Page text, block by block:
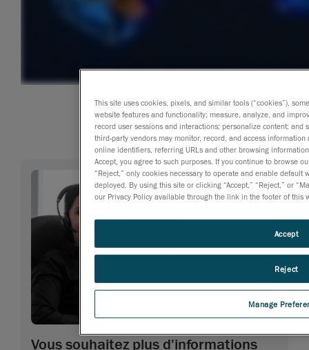
Vous souhaitez plus d'informations
This site uses cookies, pixels, and similar tools (“cookies”),
website features and functionality; measure, analyze, and
record user sessions and interactions; personalize content;
third-party vendors may monitor, record, and access
online identifiers, referring URLs and other browsing
Accept, you agree to such purposes. If you continue to browse
“Reject,” only cookies necessary to operate and enable
deployed. By using this site or clicking “Accept,” “Reject,” or
our Privacy Policy available through the link in the footer of this
Manage
Reject
Accept